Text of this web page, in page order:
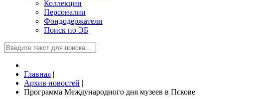
Коллекции
Персоналии
Фондодержатели
Поиск по ЭБ
Главная |
Архив новостей |
Программа Международного дня музеев в Пскове